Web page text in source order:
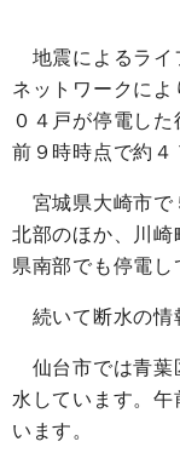
地震によるライ
ネットワークによ
０４戸が停電し
前９時時点で約４
宮城県大崎市で
北部のほか、川
県南部でも停電し
続いて断水の情
仙台市では青葉
水しています。
います。